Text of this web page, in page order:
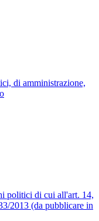
di amministrazione,
politici di cui all'art. 14,
2013 (da pubblicare in